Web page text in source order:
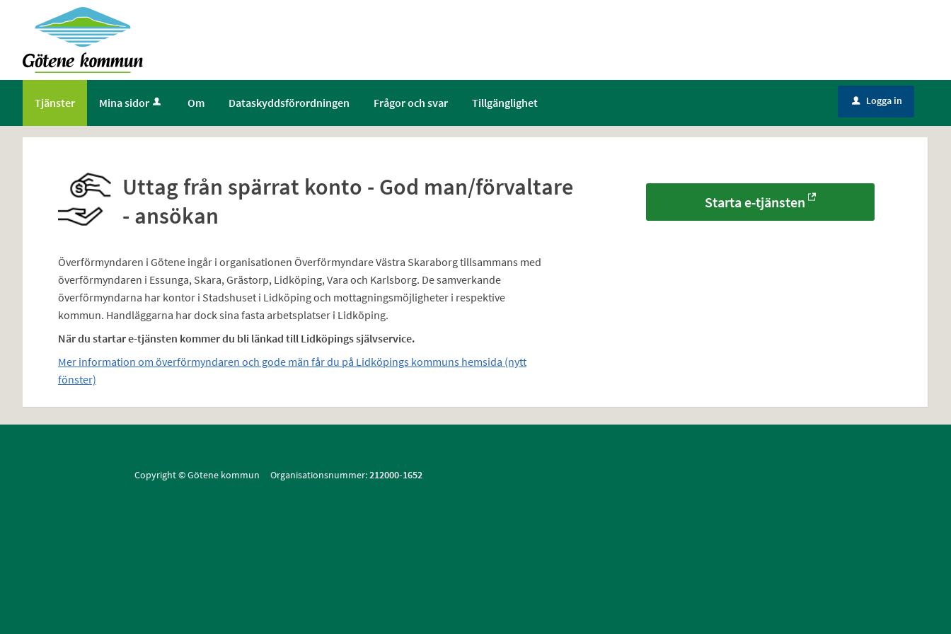
Välkommen
Självservice
kommunTjänster Mina sidor Om Dataskyddsförordningen Frågor och svar Tillgänglighet u Logga in
Uttag från spärrat konto - God man/förvaltare
- ansökan
Överförmyndaren i Götene ingår i organisationen Överförmyndare Västra Skaraborg tillsammans med
överförmyndaren i Essunga, Skara, Grästorp, Lidköping, Vara och Karlsborg. De samverkande
överförmyndarna har kontor i Stadshuset i Lidköping och mottagningsmöjligheter i respektive
kommun. Handläggarna har dock sina fasta arbetsplatser i Lidköping.
När du startar e-tjänsten kommer du bli länkad till Lidköpings självservice.
Mer information om överförmyndaren och gode män får du på Lidköpings kommuns hemsida (nytt
fönster)
Starta e-tjänsten
Copyright © Götene kommun Organisationsnummer:212000-1652